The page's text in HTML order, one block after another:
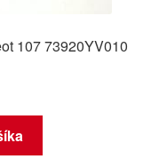
107 73920YV010